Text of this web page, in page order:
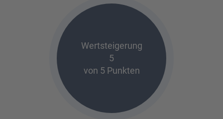
Wertsteigerung
5
von 5 Punkten